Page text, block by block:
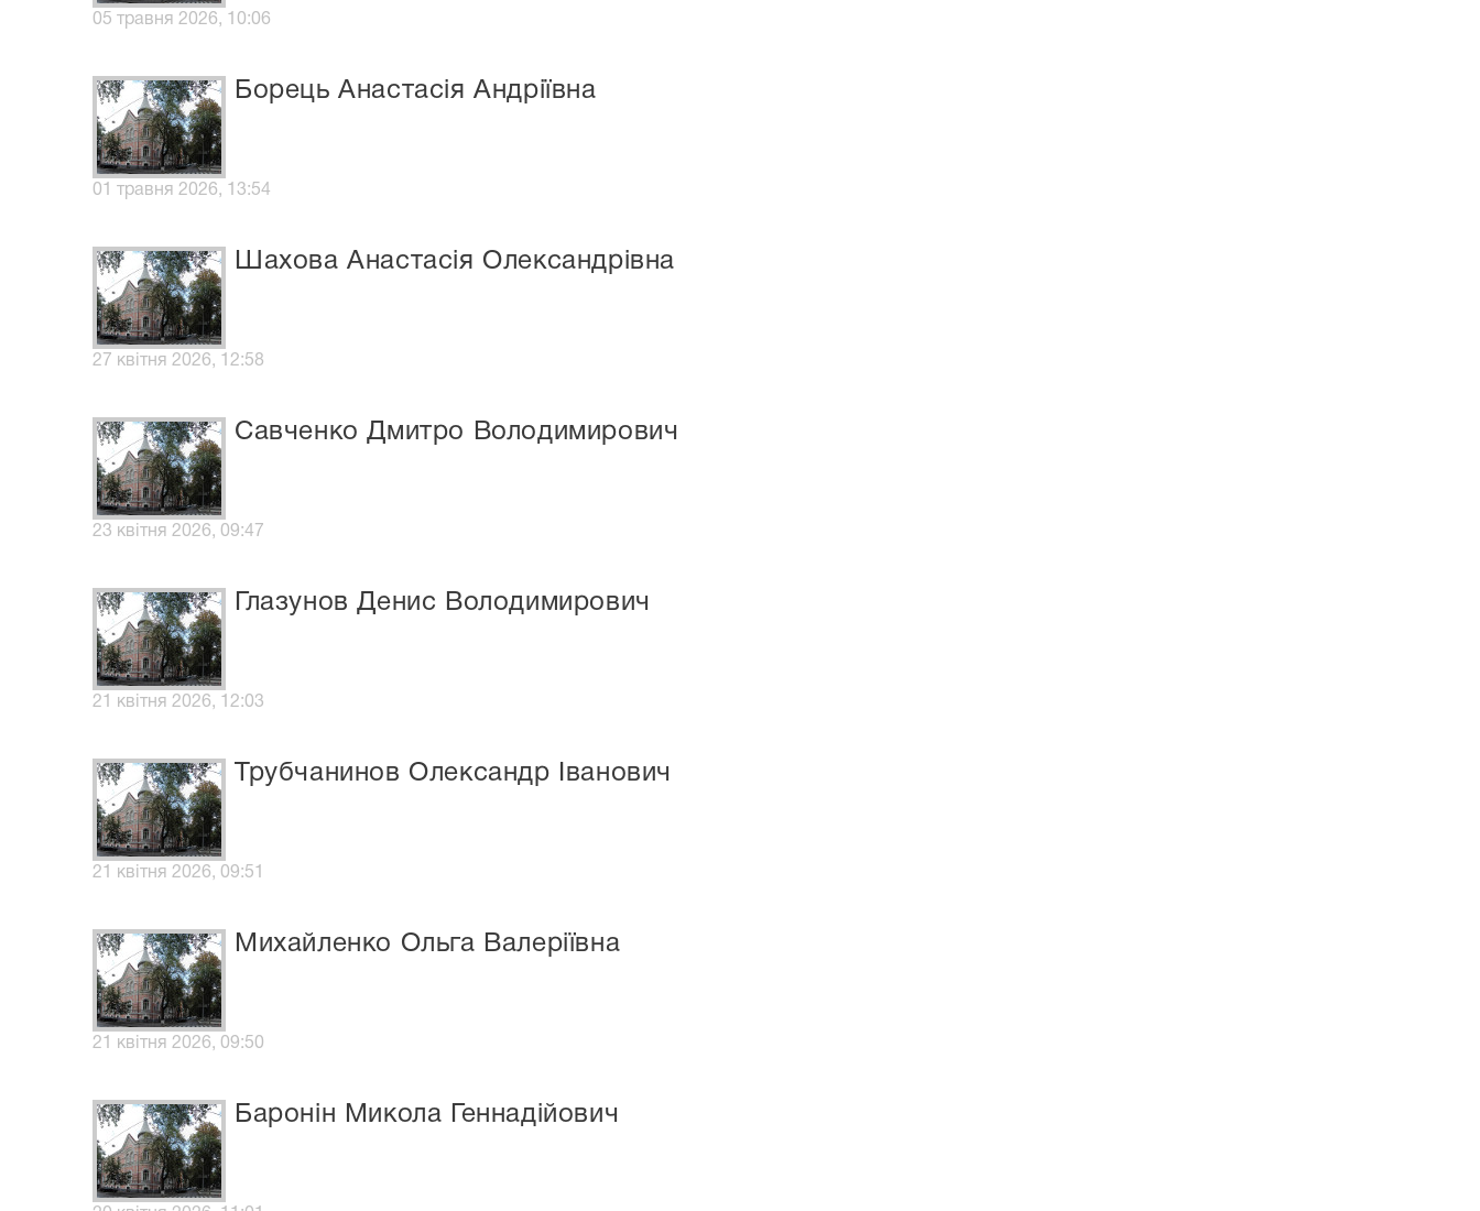
05 травня 2026, 10:06
Борець Анастасія Андріївна
01 травня 2026, 13:54
Шахова Анастасія Олександрівна
27 квітня 2026, 12:58
Савченко Дмитро Володимирович
23 квітня 2026, 09:47
Глазунов Денис Володимирович
21 квітня 2026, 12:03
Трубчанинов Олександр Іванович
21 квітня 2026, 09:51
Михайленко Ольга Валеріївна
21 квітня 2026, 09:50
Баронін Микола Геннадійович